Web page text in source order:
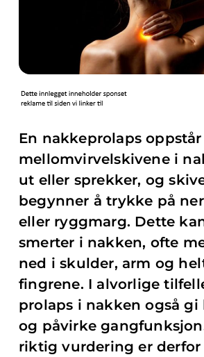
En nakkeprolaps
mellomvirvelskivene i
ut eller sprekker, og
begynner å trykke på
eller ryggmarg. Dette
smerter i nakken, ofte
ned i skulder, arm og
fingrene. I alvorlige
prolaps i nakken også
og påvirke
riktig vurdering er